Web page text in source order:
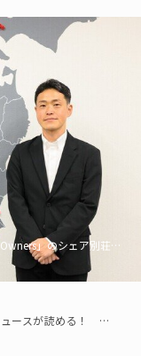
」のシェア別荘とい
【超入門】金融用語11選でニュースが読める！ 知識ゼロからの賢い資産の育て方